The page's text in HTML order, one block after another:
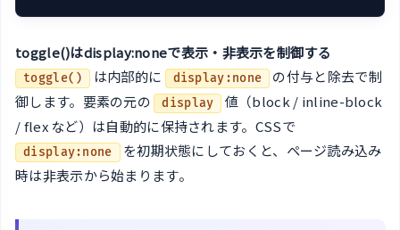
toggle()はdisplay:noneで表示・非表示を制御する
toggle() は内部的に display:none
の付与と除去で制
御します。要素の元の display
値（block / inline-block
/ flex など）は自動的に保持されます。CSSで
display:none
を初期状態にしておくと、ページ読み込み
時は非表示から始まります。